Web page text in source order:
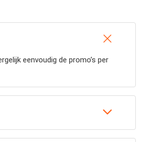
eenvoudig de promo’s per